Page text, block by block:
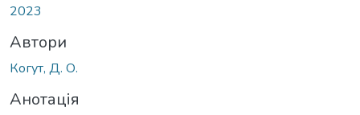
2023
Автори
Когут, Д. О.
Анотація